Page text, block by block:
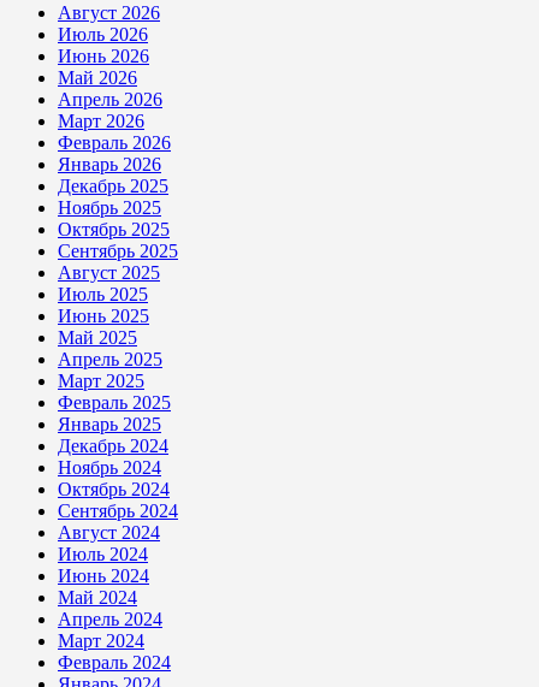
Август 2026
Июль 2026
Июнь 2026
Май 2026
Апрель 2026
Март 2026
Февраль 2026
Январь 2026
Декабрь 2025
Ноябрь 2025
Октябрь 2025
Сентябрь 2025
Август 2025
Июль 2025
Июнь 2025
Май 2025
Апрель 2025
Март 2025
Февраль 2025
Январь 2025
Декабрь 2024
Ноябрь 2024
Октябрь 2024
Сентябрь 2024
Август 2024
Июль 2024
Июнь 2024
Май 2024
Апрель 2024
Март 2024
Февраль 2024